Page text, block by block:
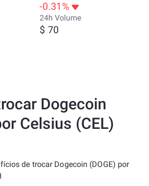
-0.31%
24h Volume
$ 70
Dogecoin
Celsius (CEL)
de trocar Dogecoin (DOGE) por